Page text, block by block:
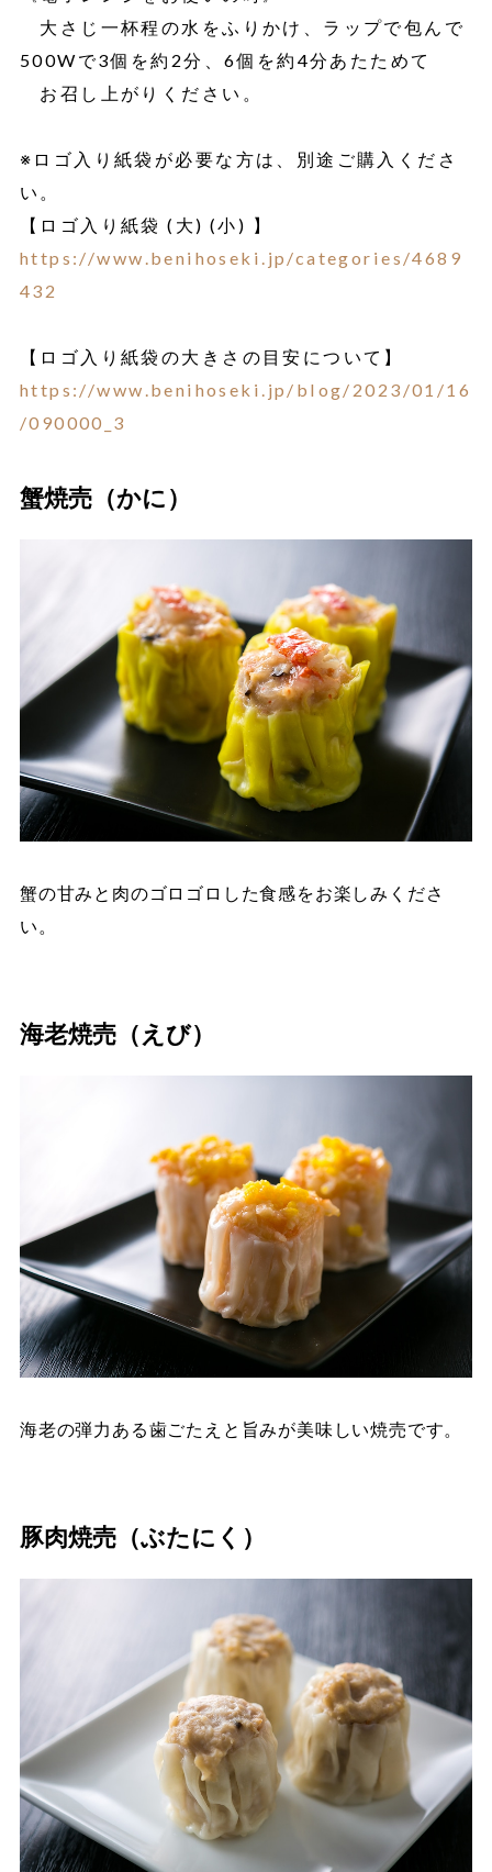
大さじ一杯程の水をふりかけ、ラップで包んで
500Wで3個を約2分、6個を約4分あたためて
お召し上がりください。
※ロゴ入り紙袋が必要な方は、別途ご購入くださ
い。
【ロゴ入り紙袋 (大) (小) 】
https://www.benihoseki.jp/categories/4689
432
【ロゴ入り紙袋の大きさの目安について】
https://www.benihoseki.jp/blog/2023/01/16
/090000_3
蟹焼売（かに）
蟹の甘みと肉のゴロゴロした食感をお楽しみくださ
い。
海老焼売（えび）
海老の弾力ある歯ごたえと旨みが美味しい焼売です。
豚肉焼売（ぶたにく）